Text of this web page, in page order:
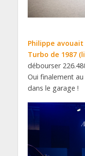
Philippe
Turbo de 1987
débourser
Oui finalement au
dans le garage !